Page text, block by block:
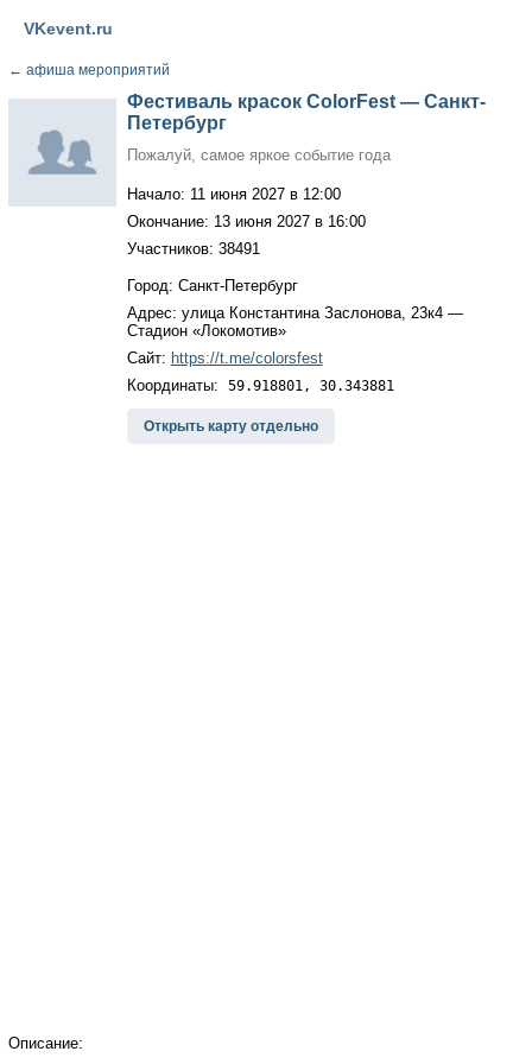
VKevent.ru
← афиша мероприятий
Фестиваль красок ColorFest — Санкт-
Петербург
Пожалуй, самое яркое событие года
Начало: 11 июня 2027 в 12:00
Окончание: 13 июня 2027 в 16:00
Участников: 38491
Город: Санкт-Петербург
Адрес: улица Константина Заслонова, 23к4 —
Стадион «Локомотив»
Сайт: https://t.me/colorsfest
Координаты: 59.918801, 30.343881
Открыть карту отдельно
Описание: